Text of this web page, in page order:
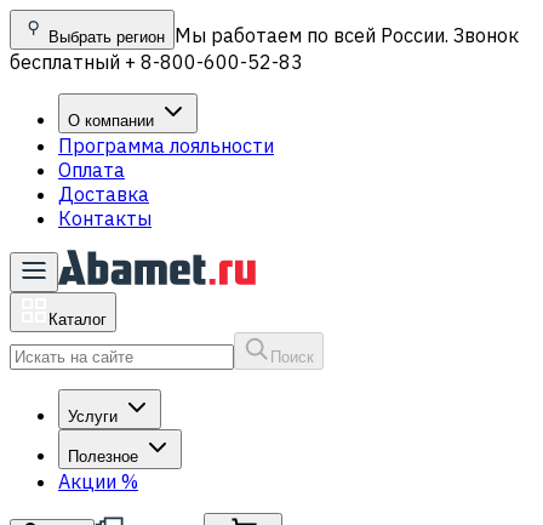
Выбрать регион Мы работаем по всей России. Звонок
бесплатный + 8-800-600-52-83
О компании
Программа лояльности
Оплата
Доставка
Контакты
Каталог
Поиск
Услуги
Полезное
Акции %